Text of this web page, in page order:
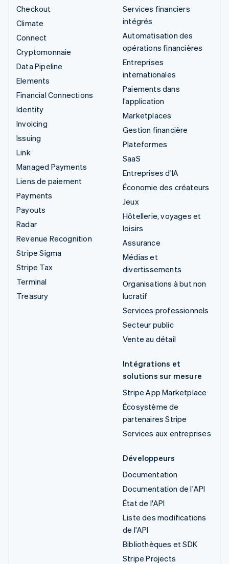
Checkout
Climate
Connect
Cryptomonnaie
Data Pipeline
Elements
Financial Connections
Identity
Invoicing
Issuing
Link
Managed Payments
Liens de paiement
Payments
Payouts
Radar
Revenue Recognition
Stripe Sigma
Stripe Tax
Terminal
Treasury
Services financiers
intégrés
Automatisation des
opérations financières
Entreprises
internationales
Paiements dans
l’application
Marketplaces
Gestion financière
Plateformes
SaaS
Entreprises d'IA
Économie des créateurs
Jeux
Hôtellerie, voyages et
loisirs
Assurance
Médias et
divertissements
Organisations à but non
lucratif
Services professionnels
Secteur public
Vente au détail
Intégrations et
solutions sur mesure
Stripe App Marketplace
Écosystème de
partenaires Stripe
Services aux entreprises
Développeurs
Documentation
Documentation de l'API
État de l'API
Liste des modifications
de l'API
Bibliothèques et SDK
Stripe Projects